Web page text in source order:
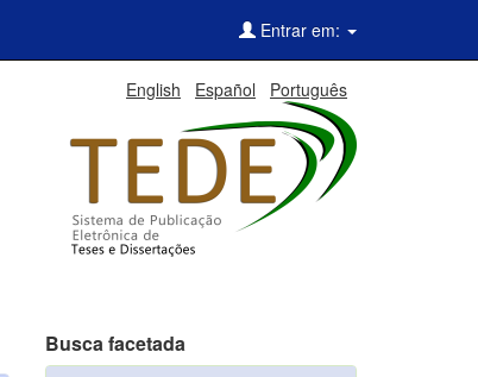
Entrar em:
English Español Português
Busca facetada